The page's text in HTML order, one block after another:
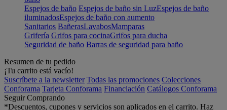
Espejos de baño Espejos de baño sin LuzEspejos de baño
iluminadosEspejos de baño con aumento
Sanitarios BañerasLavabosMamparas
Grifería Grifos para cocinaGrifos para ducha
Seguridad de baño Barras de seguridad para baño
Resumen de tu pedido
¡Tu carrito está vacío!
Suscríbete a la newsletter Todas las promociones Colecciones
Conforama Tarjeta Conforama Financiación Catálogos Conforama
Seguir Comprando
*Descuentos, cupones y servicios son aplicados en el carrito. Haz